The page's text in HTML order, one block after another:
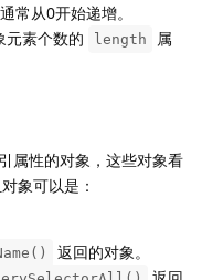
常从0开始递增。
元素个数的 length
属
属性的对象，这些对象看
象可以是：
返回的对象。